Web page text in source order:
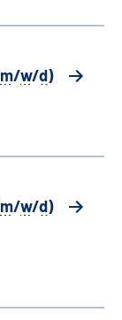
m/w/d)
m/w/d)